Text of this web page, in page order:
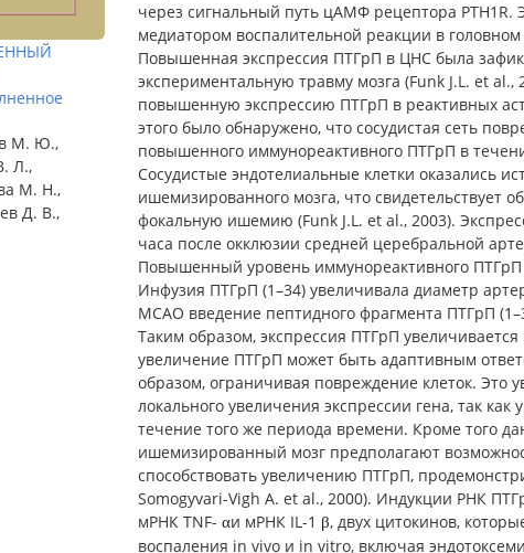
М. Ю.,
Л.,
М. Н.,
Д. В.,
через сигнальный путь цАМФ рецептора
медиатором воспалительной реакции в
Повышенная экспрессия ПТГрП в ЦНС была
экспериментальную травму мозга (Funk J.L. et
повышенную экспрессию ПТГрП в реактивных
этого было обнаружено, что сосудистая сеть
повышенного иммунореактивного ПТГрП в
Сосудистые эндотелиальные клетки оказались
ишемизированного мозга, что свидетельствует
фокальную ишемию (Funk J.L. et al., 2003).
часа после окклюзии средней церебральной
Повышенный уровень иммунореактивного
Инфузия ПТГрП (1–34) увеличивала диаметр
MCAO введение пептидного фрагмента ПТГрП
Таким образом, экспрессия ПТГрП
увеличение ПТГрП может быть адаптивным
образом, ограничивая повреждение клеток. Это
локального увеличения экспрессии гена, так
течение того же периода времени. Кроме того
ишемизированный мозг предполагают
способствовать увеличению ПТГрП,
Somogyvari-Vigh A. et al., 2000). Индукции РНК
мРНК TNF- αи мРНК IL-1 β, двух цитокинов,
воспаления in vivo и in vitro, включая